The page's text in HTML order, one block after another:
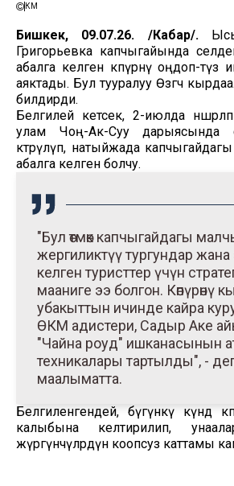
ӨКМ
Бишкек, 09.07.26. /Кабар/.
Григорьевка капчыгайында
абалга келген көпүрөнү оңдоп-
аяктады. Бул тууралуу Өзгөчө
билдирди.
Белгилей кетсек, 2-июлда
улам Чоң-Ак-Суу дарыясында
көтөрүлүп, натыйжада
абалга келген болчу.
"Бул өтмөк капчыгайдагы
жергиликтүү тургундар жана
келген туристтер үчүн
мааниге ээ болгон. Көпүрөнү
убакыттын ичинде кайра
ӨКМ адистери, Садыр Аке
"Чайна роуд" ишканасынын
техникалары тартылды", -
маалыматта.
Белгиленгендей, бүгүнкү күндө
калыбына келтирилип,
жүргүнчүлөрдүн коопсуз каттамы